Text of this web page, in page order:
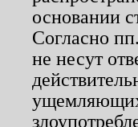
основании
Согласно
не несут